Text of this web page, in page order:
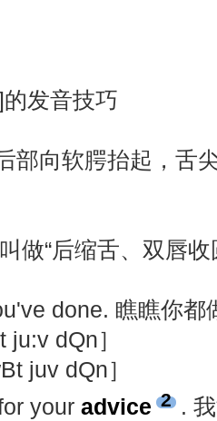
发音技巧
部向软腭抬起，舌
做“后缩舌、双唇
done. 瞧瞧你都
dQn］
juv dQn］
youradvice 2 .